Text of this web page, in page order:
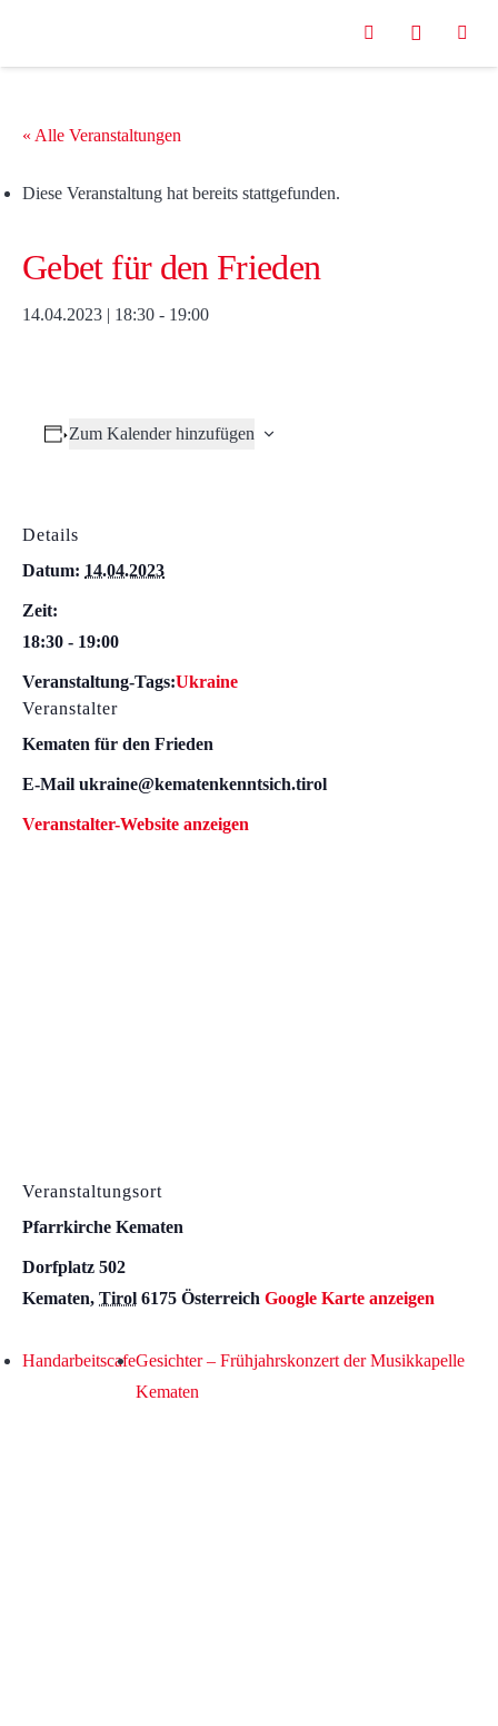
« Alle Veranstaltungen
Diese Veranstaltung hat bereits stattgefunden.
Gebet für den Frieden
14.04.2023 | 18:30 - 19:00
Zum Kalender hinzufügen
Details
Datum: 14.04.2023
Zeit:
18:30 - 19:00
Veranstaltung-Tags:Ukraine
Veranstalter
Kematen für den Frieden
E-Mail ukraine@kematenkenntsich.tirol
Veranstalter-Website anzeigen
Veranstaltungsort
Pfarrkirche Kematen
Dorfplatz 502
Kematen, Tirol 6175 Österreich Google Karte anzeigen
HandarbeitscafeGesichter – Frühjahrskonzert der Musikkapelle
Kematen